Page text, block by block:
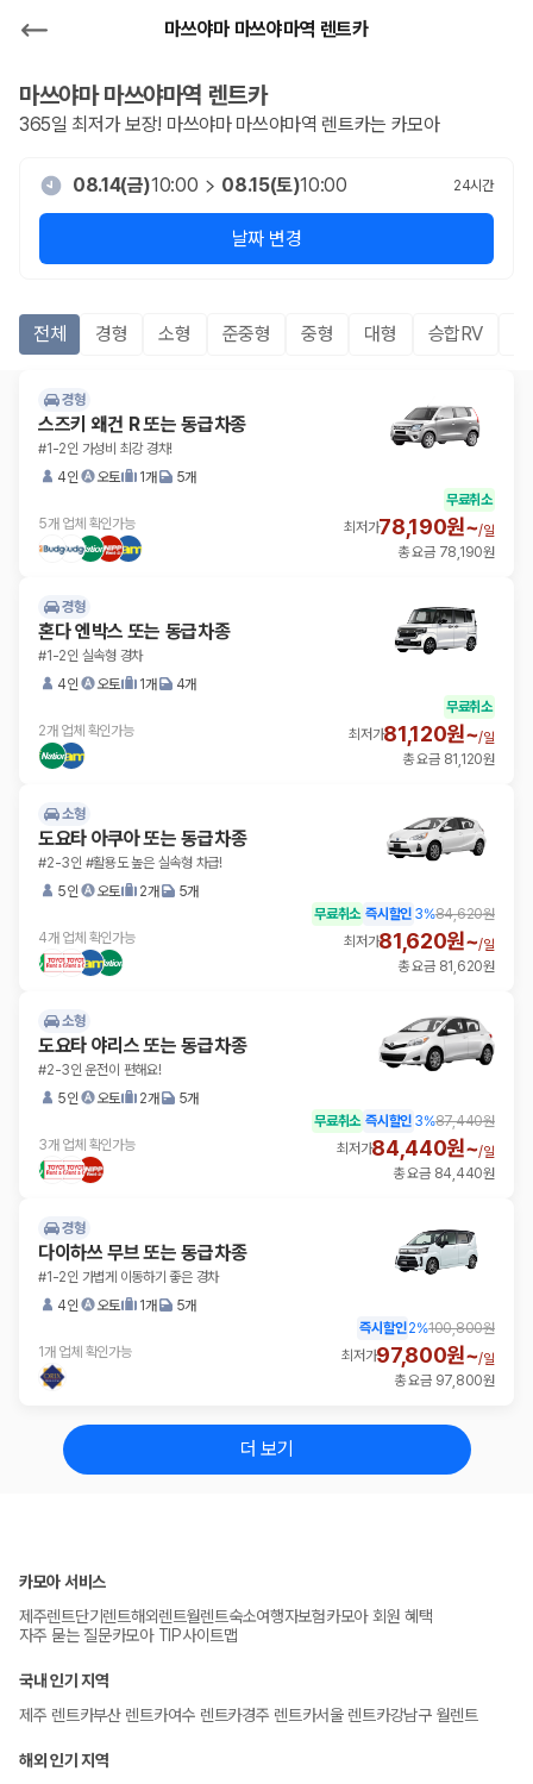
마쓰야마 마쓰야마역 렌트카
마쓰야마 마쓰야마역 렌트카
365일 최저가 보장! 마쓰야마 마쓰야마역 렌트카는 카모아
08.14(금)10:00 08.15(토)10:00 24시간
날짜 변경
전체 경형 소형 준중형 중형 대형 승합RV
경형
스즈키 왜건 R 또는 동급차종
#1-2인 가성비 최강 경차!
4인
오토 1개 5개
5개 업체 확인가능
무료취소
최저가78,190원~/일
총 요금 78,190원
경형
혼다 엔박스 또는 동급차종
#1-2인 실속형 경차
4인
오토 1개 4개
2개 업체 확인가능
무료취소
최저가81,120원~/일
총 요금 81,120원
소형
도요타 아쿠아 또는 동급차종
#2-3인 #활용도 높은 실속형 차급!
5인
오토 2개 5개
4개 업체 확인가능
무료취소 즉시할인 3%84,620원
최저가81,620원~/일
총 요금 81,620원
소형
도요타 야리스 또는 동급차종
#2-3인 운전이 편해요!
5인
오토 2개 5개
3개 업체 확인가능
무료취소 즉시할인 3%87,440원
최저가84,440원~/일
총 요금 84,440원
경형
다이하쓰 무브 또는 동급차종
#1-2인 가볍게 이동하기 좋은 경차
4인
오토 1개 5개
1개 업체 확인가능
즉시할인2%100,800원
최저가97,800원~/일
총 요금 97,800원
더 보기
카모아 서비스
제주렌트단기렌트해외렌트월렌트숙소여행자보험카모아 회원 혜택
자주 묻는 질문카모아 TIP사이트맵
국내 인기 지역
제주 렌트카부산 렌트카여수 렌트카경주 렌트카서울 렌트카강남구 월렌트
해외 인기 지역